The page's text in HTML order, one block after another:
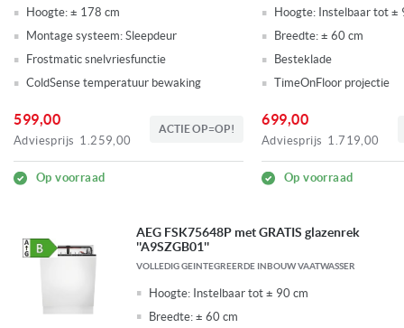
Hoogte: ± 178 cm
Montage systeem: Sleepdeur
Frostmatic snelvriesfunctie
ColdSense temperatuur bewaking
599,00
Adviesprijs 1.259,00
ACTIE OP=OP!
Op voorraad
Hoogte: Instelbaar tot ±
Breedte: ± 60 cm
Besteklade
TimeOnFloor projectie
699,00
Adviesprijs 1.719,00
Op voorraad
AEG FSK75648P met GRATIS glazenrek
''A9SZGB01''
VOLLEDIG GEINTEGREERDE INBOUW VAATWASSER
Hoogte: Instelbaar tot ± 90 cm
Breedte: ± 60 cm